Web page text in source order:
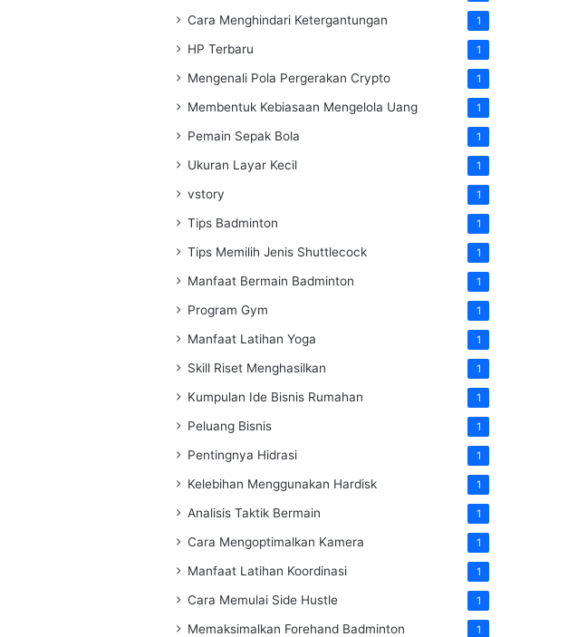
Cara Menghindari Ketergantungan 1
HP Terbaru 1
Mengenali Pola Pergerakan Crypto 1
Membentuk Kebiasaan Mengelola Uang 1
Pemain Sepak Bola 1
Ukuran Layar Kecil 1
vstory 1
Tips Badminton 1
Tips Memilih Jenis Shuttlecock 1
Manfaat Bermain Badminton 1
Program Gym 1
Manfaat Latihan Yoga 1
Skill Riset Menghasilkan 1
Kumpulan Ide Bisnis Rumahan 1
Peluang Bisnis 1
Pentingnya Hidrasi 1
Kelebihan Menggunakan Hardisk 1
Analisis Taktik Bermain 1
Cara Mengoptimalkan Kamera 1
Manfaat Latihan Koordinasi 1
Cara Memulai Side Hustle 1
Memaksimalkan Forehand Badminton 1